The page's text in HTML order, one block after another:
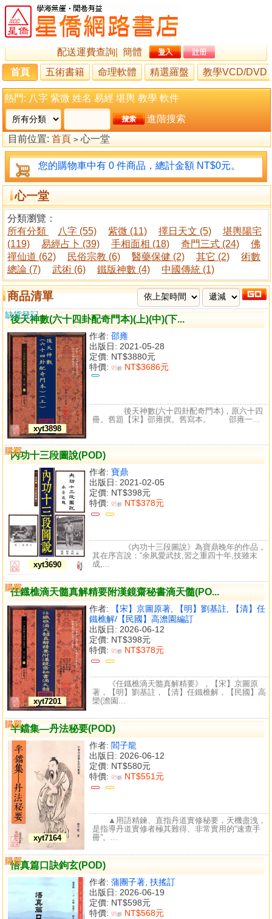
配送運費查詢
簡體
首頁
五術書籍 命理軟體 精選羅盤 教學VCD/DVD
熱門: 八字 紫微 姓名 易經 堪輿 教學 軟件
進階搜索
目前位置: 首頁 > 心一堂
您的購物車中有 0 件商品，總計金額 NT$0元。
心一堂
分類瀏覽：
所有分類
八字 (55) 紫微 (11) 擇日天文 (5)
堪輿陽宅
(119)
易經占卜 (39) 手相面相 (18) 奇門三式 (24)
佛
禪仙道 (62)
民俗宗教 (6) 醫藥保健 (2) 其它 (2)
術數
總論 (7)
武術 (6) 鐵版神數 (4) 中國傳統 (1)
商品清單
後天神數(六十四卦配奇門本)(上)(中)(下...
xyt3898
作者: 邵雍
出版日: 2021-05-28
定價: NT$3880元
特價: 95折 NT$3686元
缺貨登記
後天神數(六十四卦配奇門本)，原六十四
冊。舊題【宋】邵雍撰。舊寫本。 邵雍一...
內功十三段圖說(POD)
xyt3690
作者: 寶鼎
出版日: 2021-02-05
定價: NT$398元
特價: 95折 NT$378元
購買
比較
《內功十三段圖說》為寶鼎晚年的作品，
其在序言說：“余夙愛武技,習之重四十年,技雖末
成,...
任鐡樵滴天髓真解精要附漢鏡齋秘書滴天髓(PO...
xyt7201
作者:
【宋】京圖原著, 【明】劉基註, 【清】任
鐵樵解/【民國】高澹園編訂
出版日: 2026-06-12
定價: NT$398元
特價: 95折 NT$378元
購買
比較
《任鐡樵滴天髓真解精要》，【宋】京圖原
著，【明】劉基註，【清】任鐵樵解，【民國】高
欒(澹園...
半鐺集—丹法秘要(POD)
xyt7164
作者: 閻子龍
出版日: 2026-06-12
定價: NT$580元
特價: 95折 NT$551元
購買
比較
▲用語精鍊、直指丹道實修秘要，天機盡洩，
是指導丹道實修者極其難得、非常實用的“速查手
冊”。...
悟真篇口訣鉤玄(POD)
作者: 蒲團子著, 扶搖訂
出版日: 2026-06-19
定價: NT$598元
特價: 95折 NT$568元
購買
比較